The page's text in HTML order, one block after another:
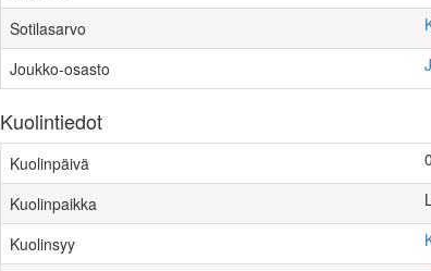
Sotilasarvo
Joukko-osasto
Kuolintiedot
Kuolinpäivä
Kuolinpaikka
Kuolinsyy